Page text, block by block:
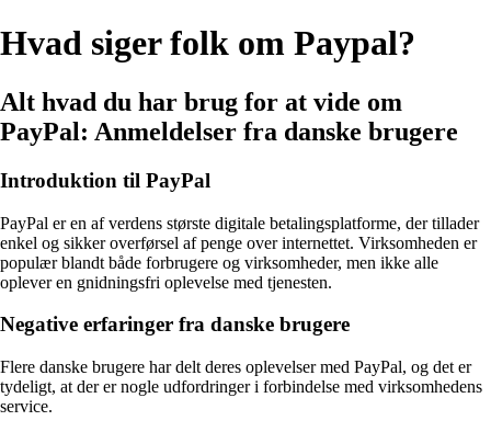
Hvad siger folk om Paypal?
Alt hvad du har brug for at vide om
PayPal: Anmeldelser fra danske brugere
Introduktion til PayPal
PayPal er en af verdens største digitale betalingsplatforme, der tillader
enkel og sikker overførsel af penge over internettet. Virksomheden er
populær blandt både forbrugere og virksomheder, men ikke alle
oplever en gnidningsfri oplevelse med tjenesten.
Negative erfaringer fra danske brugere
Flere danske brugere har delt deres oplevelser med PayPal, og det er
tydeligt, at der er nogle udfordringer i forbindelse med virksomhedens
service.